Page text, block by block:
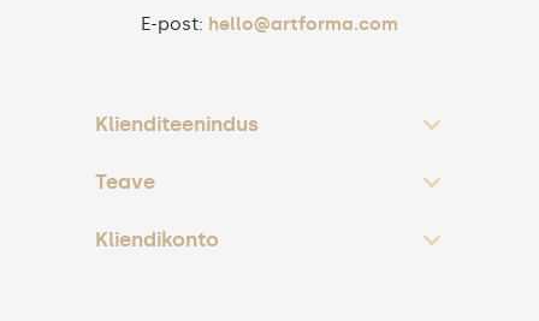
E-post: hello@artforma.com
Klienditeenindus
Teave
Kliendikonto